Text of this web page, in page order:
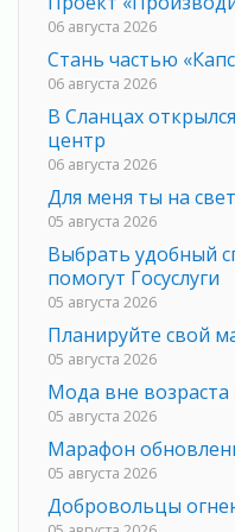
06 августа 2026
Стань частью
06 августа 2026
В Сланцах
центр
06 августа 2026
Для меня ты на
05 августа 2026
Выбрать удобный
помогут Госуслуги
05 августа 2026
Планируйте свой
05 августа 2026
Мода вне возраста
05 августа 2026
Марафон
05 августа 2026
Добровольцы